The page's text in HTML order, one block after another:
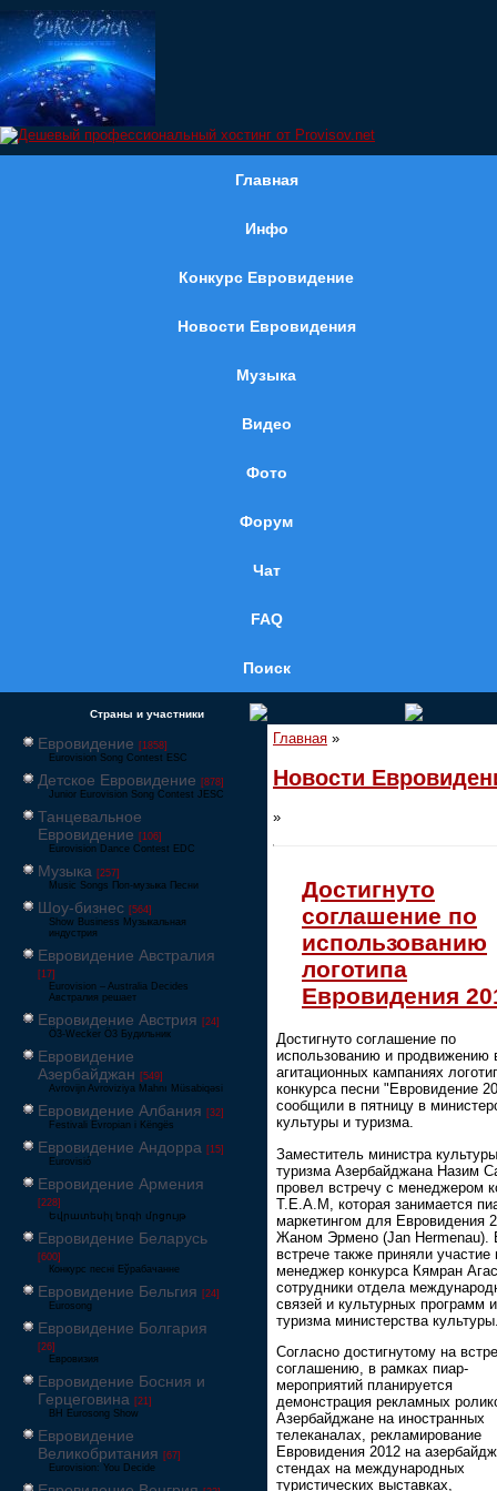
Главная
Инфо
Конкурс Евровидение
Новости Евровидения
Музыка
Видео
Фото
Форум
Чат
FAQ
Поиск
Страны и участники
Евровидение [1858]
Eurovision Song Contest ESC
Детское Евровидение [878]
Junior Eurovision Song Contest JESC
Танцевальное
Евровидение [106]
Eurovision Dance Contest EDC
Музыка [257]
Music Songs Поп-музыка Песни
Шоу-бизнес [564]
Show Business Музыкальная
индустрия
Евровидение Австралия
[17]
Eurovision – Australia Decides
Австралия решает
Евровидение Австрия [24]
Ö3-Wecker Ö3 Будильник
Евровидение
Азербайджан [549]
Avrovijn Avroviziya Mahnı Müsabiqəsi
Евровидение Албания [32]
Festivali Evropian i Këngës
Евровидение Андорра [15]
Eurovisió
Евровидение Армения
[228]
Եվրատեսիլ երգի մրցույթ
Евровидение Беларусь
[600]
Конкурс песні Еўрабачанне
Евровидение Бельгия [24]
Eurosong
Евровидение Болгария
[26]
Евровизия
Евровидение Босния и
Герцеговина [21]
BH Eurosong Show
Евровидение
Великобритания [67]
Eurovision: You Decide
Главная »
Новости
»
Достигнуто
соглашение по
использованию
логотипа
Евровидения
Достигнуто соглашение по
использованию и продвижению
агитационных кампаниях
конкурса песни "Евровидение
сообщили в пятницу в
культуры и туризма.
Заместитель министра
туризма Азербайджана Назим
провел встречу с менеджером
T.E.A.M, которая занимается
маркетингом для Евровидения
Жаном Эрмено (Jan Hermenau).
встрече также приняли участие
менеджер конкурса Кямран
сотрудники отдела
связей и культурных программ
туризма министерства
Согласно достигнутому на
соглашению, в рамках пиар-
мероприятий планируется
демонстрация рекламных
Азербайджане на иностранных
телеканалах, рекламирование
Евровидения 2012 на
стендах на международных
туристических выставках,